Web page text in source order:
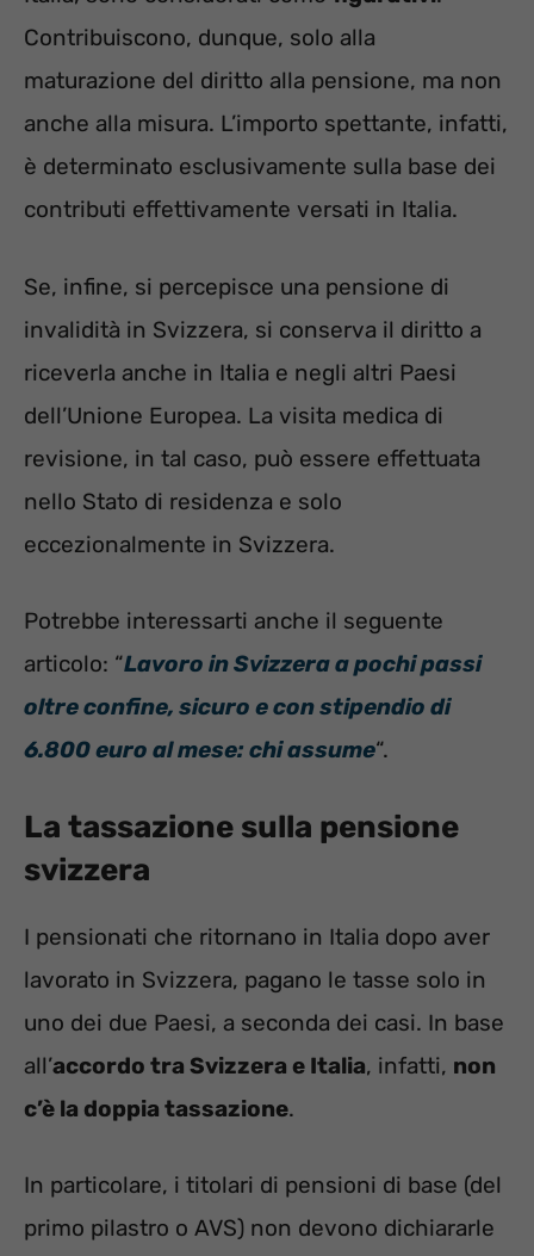
Contribuiscono, dunque, solo alla
maturazione del diritto alla pensione, ma non
anche alla misura. L’importo spettante, infatti,
è determinato esclusivamente sulla base dei
contributi effettivamente versati in Italia.
Se, infine, si percepisce una pensione di
invalidità in Svizzera, si conserva il diritto a
riceverla anche in Italia e negli altri Paesi
dell’Unione Europea. La visita medica di
revisione, in tal caso, può essere effettuata
nello Stato di residenza e solo
eccezionalmente in Svizzera.
Potrebbe interessarti anche il seguente
articolo: “Lavoro in Svizzera a pochi passi
oltre confine, sicuro e con stipendio di
6.800 euro al mese: chi assume“.
La tassazione sulla pensione
svizzera
I pensionati che ritornano in Italia dopo aver
lavorato in Svizzera, pagano le tasse solo in
uno dei due Paesi, a seconda dei casi. In base
all’accordo tra Svizzera e Italia, infatti, non
c’è la doppia tassazione.
In particolare, i titolari di pensioni di base (del
primo pilastro o AVS) non devono dichiararle